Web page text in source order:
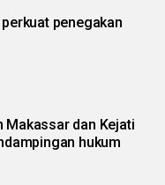
penegakan
Makassar dan Kejati
hukum